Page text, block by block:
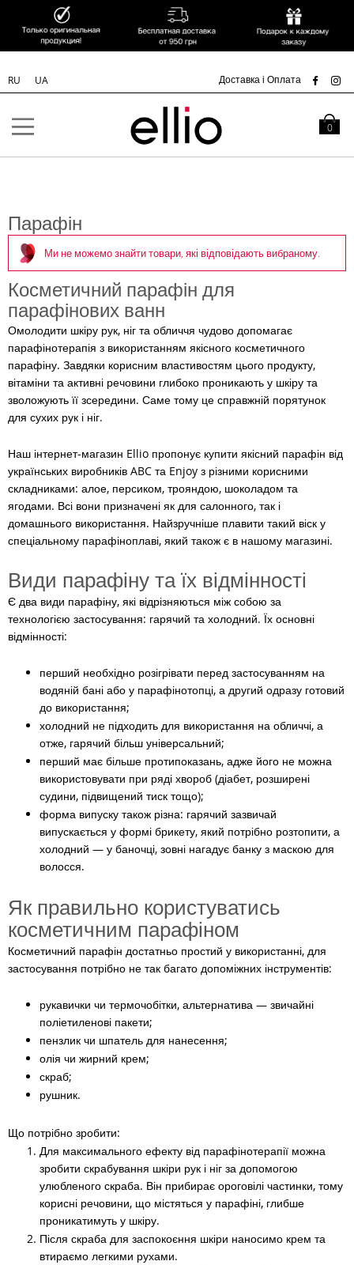
Skip to
RU UA Доставка і Оплата
Кошик
0
Парафін
Ми не можемо знайти товари, які відповідають вибраному.
Косметичний парафін для
парафінових ванн
Омолодити шкіру рук, ніг та обличчя чудово допомагає
парафінотерапія з використанням якісного косметичного
парафіну. Завдяки корисним властивостям цього продукту,
вітаміни та активні речовини глибоко проникають у шкіру та
зволожують її зсередини. Саме тому це справжній порятунок
для сухих рук і ніг.
Наш інтернет-магазин Ellio пропонує купити якісний парафін від
українських виробників ABC та Enjoy з різними корисними
складниками: алое, персиком, трояндою, шоколадом та
ягодами. Всі вони призначені як для салонного, так і
домашнього використання. Найзручніше плавити такий віск у
спеціальному парафіноплаві, який також є в нашому магазині.
Види парафіну та їх відмінності
Є два види парафіну, які відрізняються між собою за
технологією застосування: гарячий та холодний. Їх основні
відмінності:
перший необхідно розігрівати перед застосуванням на
водяній бані або у парафінотопці, а другий одразу готовий
до використання;
холодний не підходить для використання на обличчі, а
отже, гарячий більш універсальний;
перший має більше протипоказань, адже його не можна
використовувати при ряді хвороб (діабет, розширені
судини, підвищений тиск тощо);
форма випуску також різна: гарячий зазвичай
випускається у формі брикету, який потрібно розтопити, а
холодний — у баночці, зовні нагадує банку з маскою для
волосся.
Як правильно користуватись
косметичним парафіном
Косметичний парафін достатньо простий у використанні, для
застосування потрібно не так багато допоміжних інструментів:
рукавички чи термочобітки, альтернатива — звичайні
поліетиленові пакети;
пензлик чи шпатель для нанесення;
олія чи жирний крем;
скраб;
рушник.
Що потрібно зробити:
Для максимального ефекту від парафінотерапії можна
зробити скрабування шкіри рук і ніг за допомогою
улюбленого скраба. Він прибирає ороговілі частинки, тому
корисні речовини, що містяться у парафіні, глибше
проникатимуть у шкіру.
Після скраба для заспокоєння шкіри наносимо крем та
втираємо легкими рухами.